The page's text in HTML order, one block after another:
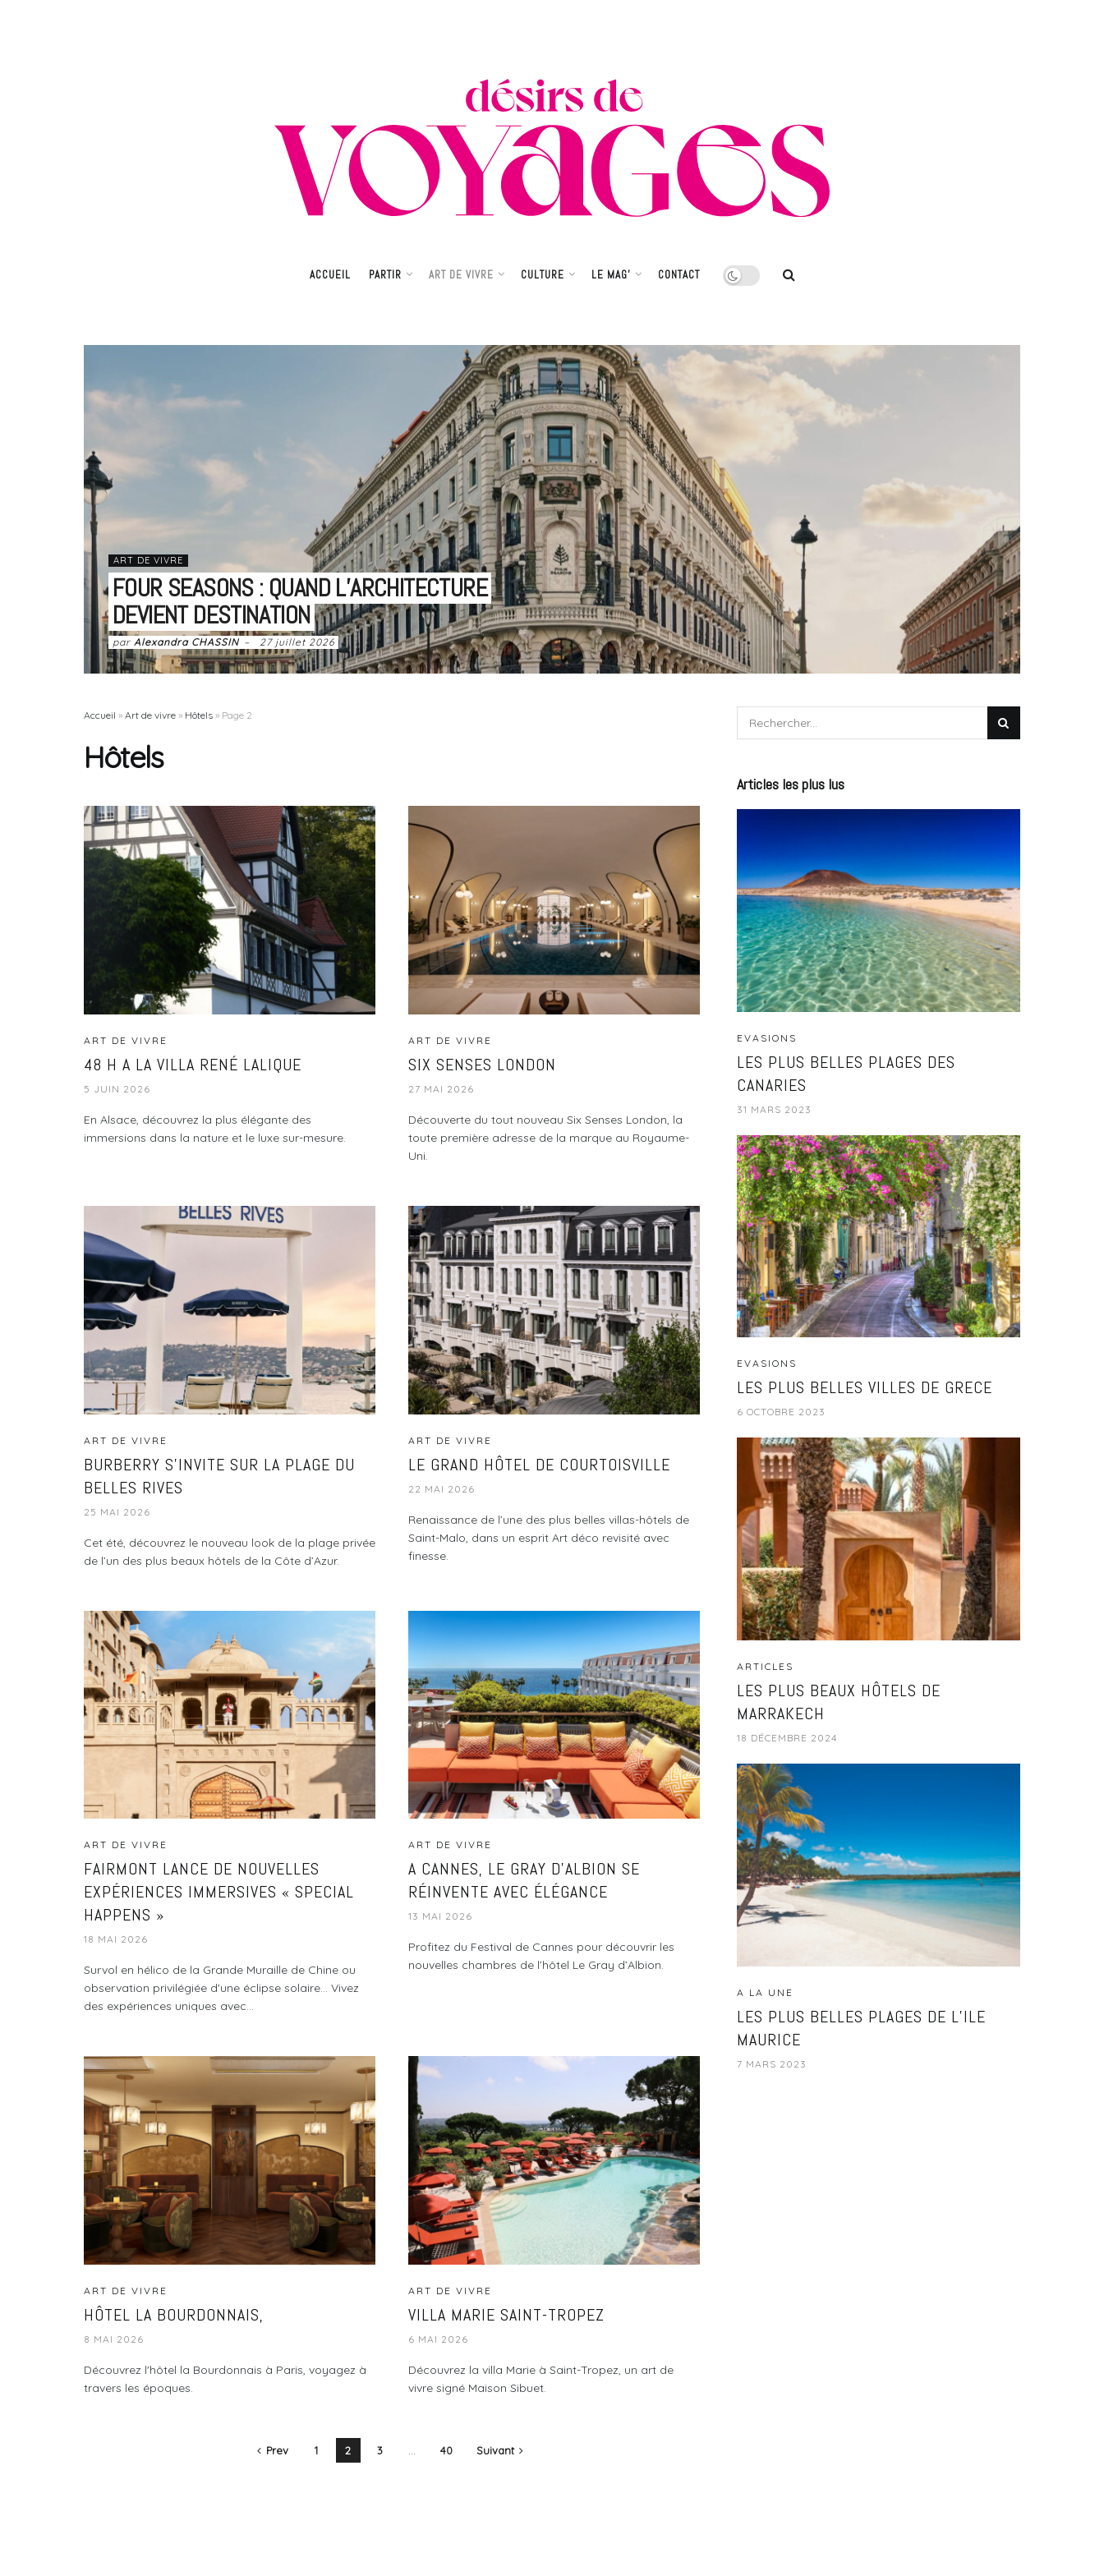
ACCUEIL PARTIR ART DE VIVRE CULTURE LE MAG’ CONTACT
ART DE VIVRE
FOUR SEASONS : QUAND L’ARCHITECTURE
DEVIENT DESTINATION
par Alexandra CHASSIN 27 juillet 2026
Accueil » Art de vivre » Hôtels » Page 2
Hôtels
ART DE VIVRE
48 H A LA VILLA RENÉ LALIQUE
5 JUIN 2026
En Alsace, découvrez la plus élégante des
immersions dans la nature et le luxe sur-mesure.
ART DE VIVRE
SIX SENSES LONDON
27 MAI 2026
Découverte du tout nouveau Six Senses London, la
toute première adresse de la marque au Royaume-
Uni.
ART DE VIVRE
BURBERRY S’INVITE SUR LA PLAGE DU
BELLES RIVES
25 MAI 2026
Cet été, découvrez le nouveau look de la plage privée
de l’un des plus beaux hôtels de la Côte d’Azur.
ART DE VIVRE
LE GRAND HÔTEL DE COURTOISVILLE
22 MAI 2026
Renaissance de l’une des plus belles villas-hôtels de
Saint-Malo, dans un esprit Art déco revisité avec
finesse.
ART DE VIVRE
FAIRMONT LANCE DE NOUVELLES
EXPÉRIENCES IMMERSIVES « SPECIAL
HAPPENS »
18 MAI 2026
Survol en hélico de la Grande Muraille de Chine ou
observation privilégiée d'une éclipse solaire... Vivez
des expériences uniques avec...
ART DE VIVRE
A CANNES, LE GRAY D’ALBION SE
RÉINVENTE AVEC ÉLÉGANCE
13 MAI 2026
Profitez du Festival de Cannes pour découvrir les
nouvelles chambres de l’hôtel Le Gray d’Albion.
ART DE VIVRE
HÔTEL LA BOURDONNAIS,
8 MAI 2026
Découvrez l'hôtel la Bourdonnais à Paris, voyagez à
travers les époques.
ART DE VIVRE
VILLA MARIE SAINT-TROPEZ
6 MAI 2026
Découvrez la villa Marie à Saint-Tropez, un art de
vivre signé Maison Sibuet.
Prev 1 2 3 … 40 Suivant
Articles les plus lus
EVASIONS
LES PLUS BELLES PLAGES DES
CANARIES
31 MARS 2023
EVASIONS
LES PLUS BELLES VILLES DE GRECE
6 OCTOBRE 2023
ARTICLES
LES PLUS BEAUX HÔTELS DE
MARRAKECH
18 DÉCEMBRE 2024
A LA UNE
LES PLUS BELLES PLAGES DE L’ILE
MAURICE
7 MARS 2023